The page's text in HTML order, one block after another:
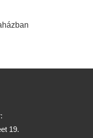
19.